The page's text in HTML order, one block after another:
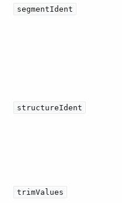
segmentIdent
structureIdent
trimValues